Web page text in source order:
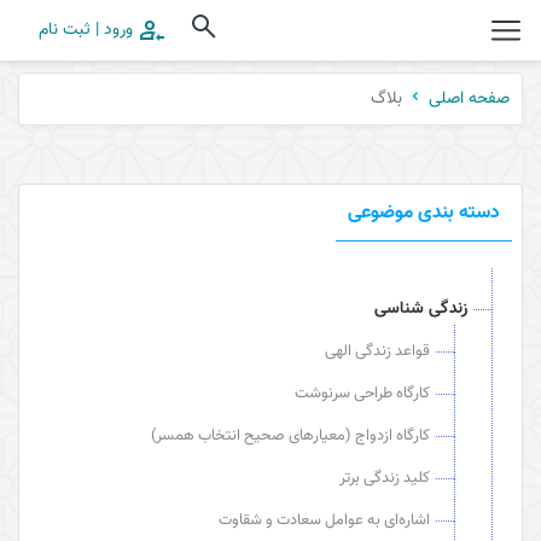
ورود | ثبت نام
صفحه اصلی بلاگ
دسته بندی موضوعی
زندگی شناسی
قواعد زندگی الهی
کارگاه طراحی سرنوشت
کارگاه ازدواج (معیارهای صحیح انتخاب همسر)
کلید زندگی برتر
اشاره‌ای به عوامل سعادت و شقاوت